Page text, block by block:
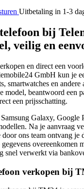
Uitbetaling in 1-3
bij
veilig en
en direct een
GmbH kun je
smartwatches en andere
model, beantwoord een
een prijsschatting.
Galaxy,
Na je aanvraag
door ons team ontvang je
overeenkomen
snel verwerkt via
verkopen bij